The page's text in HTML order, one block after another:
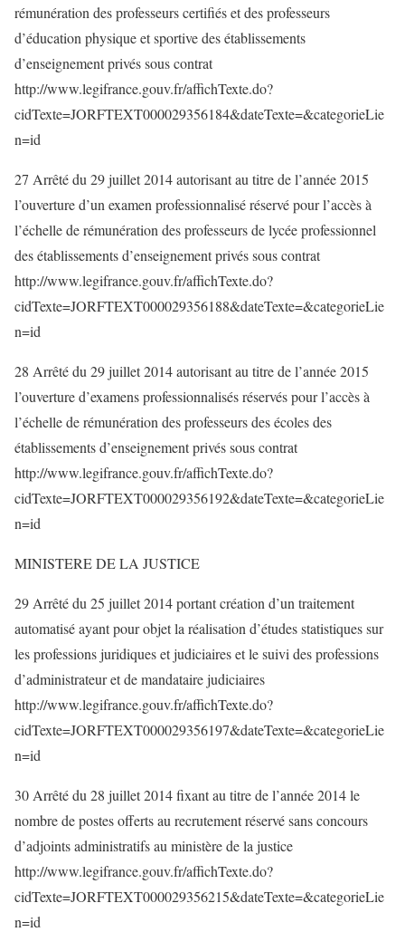
rémunération des professeurs certifiés et des professeurs
d’éducation physique et sportive des établissements
d’enseignement privés sous contrat
http://www.legifrance.gouv.fr/affichTexte.do?
cidTexte=JORFTEXT000029356184&dateTexte=&categorieLie
n=id
27 Arrêté du 29 juillet 2014 autorisant au titre de l’année 2015
l’ouverture d’un examen professionnalisé réservé pour l’accès à
l’échelle de rémunération des professeurs de lycée professionnel
des établissements d’enseignement privés sous contrat
http://www.legifrance.gouv.fr/affichTexte.do?
cidTexte=JORFTEXT000029356188&dateTexte=&categorieLie
n=id
28 Arrêté du 29 juillet 2014 autorisant au titre de l’année 2015
l’ouverture d’examens professionnalisés réservés pour l’accès à
l’échelle de rémunération des professeurs des écoles des
établissements d’enseignement privés sous contrat
http://www.legifrance.gouv.fr/affichTexte.do?
cidTexte=JORFTEXT000029356192&dateTexte=&categorieLie
n=id
MINISTERE DE LA JUSTICE
29 Arrêté du 25 juillet 2014 portant création d’un traitement
automatisé ayant pour objet la réalisation d’études statistiques sur
les professions juridiques et judiciaires et le suivi des professions
d’administrateur et de mandataire judiciaires
http://www.legifrance.gouv.fr/affichTexte.do?
cidTexte=JORFTEXT000029356197&dateTexte=&categorieLie
n=id
30 Arrêté du 28 juillet 2014 fixant au titre de l’année 2014 le
nombre de postes offerts au recrutement réservé sans concours
d’adjoints administratifs au ministère de la justice
http://www.legifrance.gouv.fr/affichTexte.do?
cidTexte=JORFTEXT000029356215&dateTexte=&categorieLie
n=id